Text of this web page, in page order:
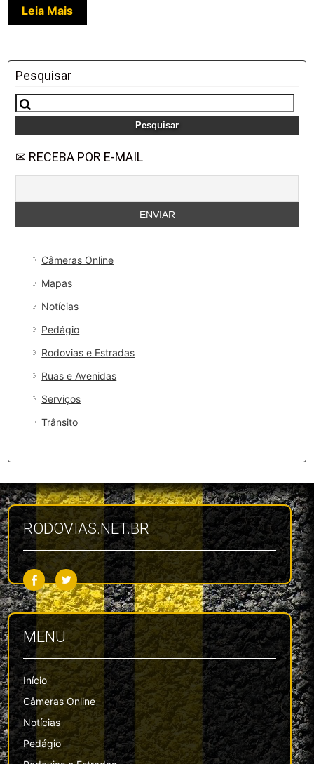
Leia Mais
Pesquisar
Pesquisar
por:
✉ RECEBA POR E-MAIL
Câmeras Online
Mapas
Notícias
Pedágio
Rodovias e Estradas
Ruas e Avenidas
Serviços
Trânsito
RODOVIAS.NET.BR
MENU
Início
Câmeras Online
Notícias
Pedágio